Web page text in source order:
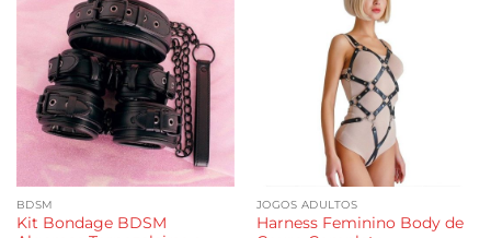
BDSM
Kit Bondage BDSM
JOGOS ADULTOS
Harness Feminino Body de